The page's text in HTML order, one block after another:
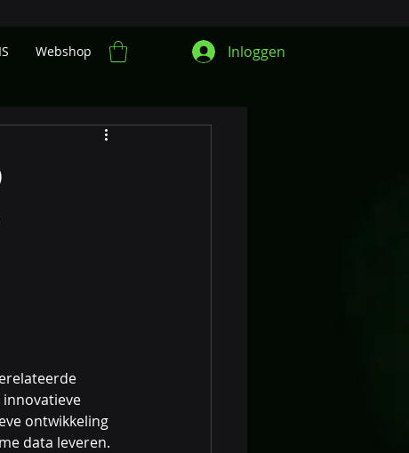
Webshop Inloggen
innovatieve
ontwikkeling
data leveren.